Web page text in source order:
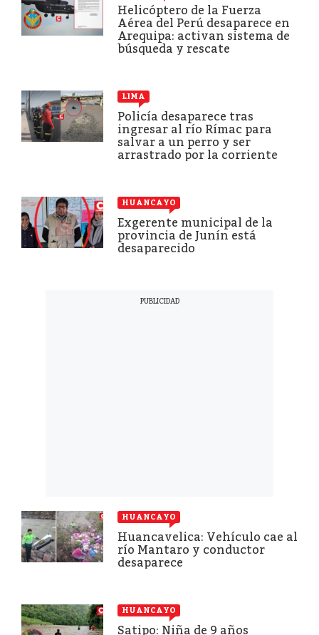
Helicóptero de la Fuerza
Aérea del Perú desaparece en
Arequipa: activan sistema de
búsqueda y rescate
LIMA
Policía desaparece tras
ingresar al río Rímac para
salvar a un perro y ser
arrastrado por la corriente
HUANCAYO
Exgerente municipal de la
provincia de Junín está
desaparecido
HUANCAYO
Huancavelica: Vehículo cae al
río Mantaro y conductor
desaparece
HUANCAYO
Satipo: Niña de 9 años